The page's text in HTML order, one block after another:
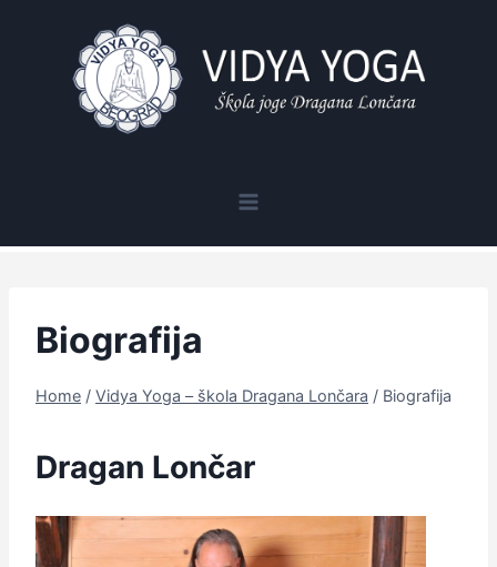
Biografija
Home / Vidya Yoga – škola Dragana Lončara / Biografija
Dragan Lončar